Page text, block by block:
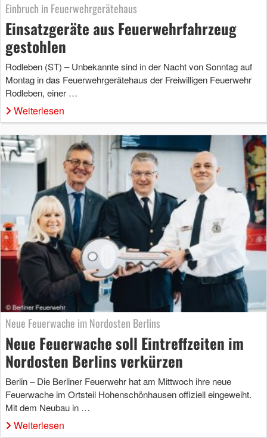
Einbruch in Feuerwehrgerätehaus
Einsatzgeräte aus Feuerwehrfahrzeug
gestohlen
Rodleben (ST) – Unbekannte sind in der Nacht von Sonntag auf
Montag in das Feuerwehrgerätehaus der Freiwilligen Feuerwehr
Rodleben, einer …
Weiterlesen
Neue Feuerwache im Nordosten Berlins
Neue Feuerwache soll Eintreffzeiten im
Nordosten Berlins verkürzen
Berlin – Die Berliner Feuerwehr hat am Mittwoch ihre neue
Feuerwache im Ortsteil Hohenschönhausen offiziell eingeweiht.
Mit dem Neubau in …
Weiterlesen